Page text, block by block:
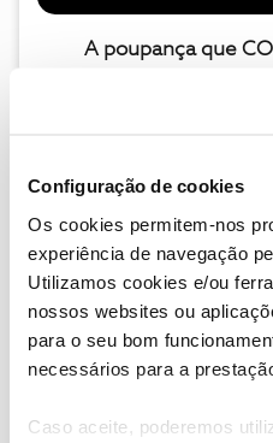
Configuração de cookies
Os cookies permitem-nos
experiência de navegação
Utilizamos cookies e/ou
nossos websites ou
para o seu bom
necessários para a
Caso aceite, poderemos
A poupança que
Descubra as